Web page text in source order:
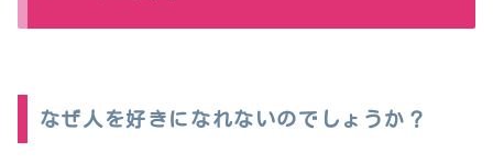
なぜ人を好きになれないのでしょうか？